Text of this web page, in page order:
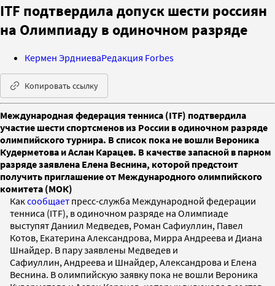
ITF подтвердила допуск шести россиян
на Олимпиаду в одиночном разряде
Кермен ЭрдниеваРедакция Forbes
Копировать ссылку
Международная федерация тенниса (ITF) подтвердила
участие шести спортсменов из России в одиночном разряде
олимпийского турнира. В список пока не вошли Вероника
Кудерметова и Аслан Карацев. В качестве запасной в парном
разряде заявлена Елена Веснина, которой предстоит
получить приглашение от Международного олимпийского
комитета (МОК)
Каксообщает пресс-служба Международной федерации
тенниса (ITF), в одиночном разряде на Олимпиаде
выступят Даниил Медведев, Роман Сафиуллин, Павел
Котов, Екатерина Александрова, Мирра Андреева и Диана
Шнайдер. В пару заявлены Медведев и
Сафиуллин, Андреева и Шнайдер, Александрова и Елена
Веснина. В олимпийскую заявку пока не вошли Вероника